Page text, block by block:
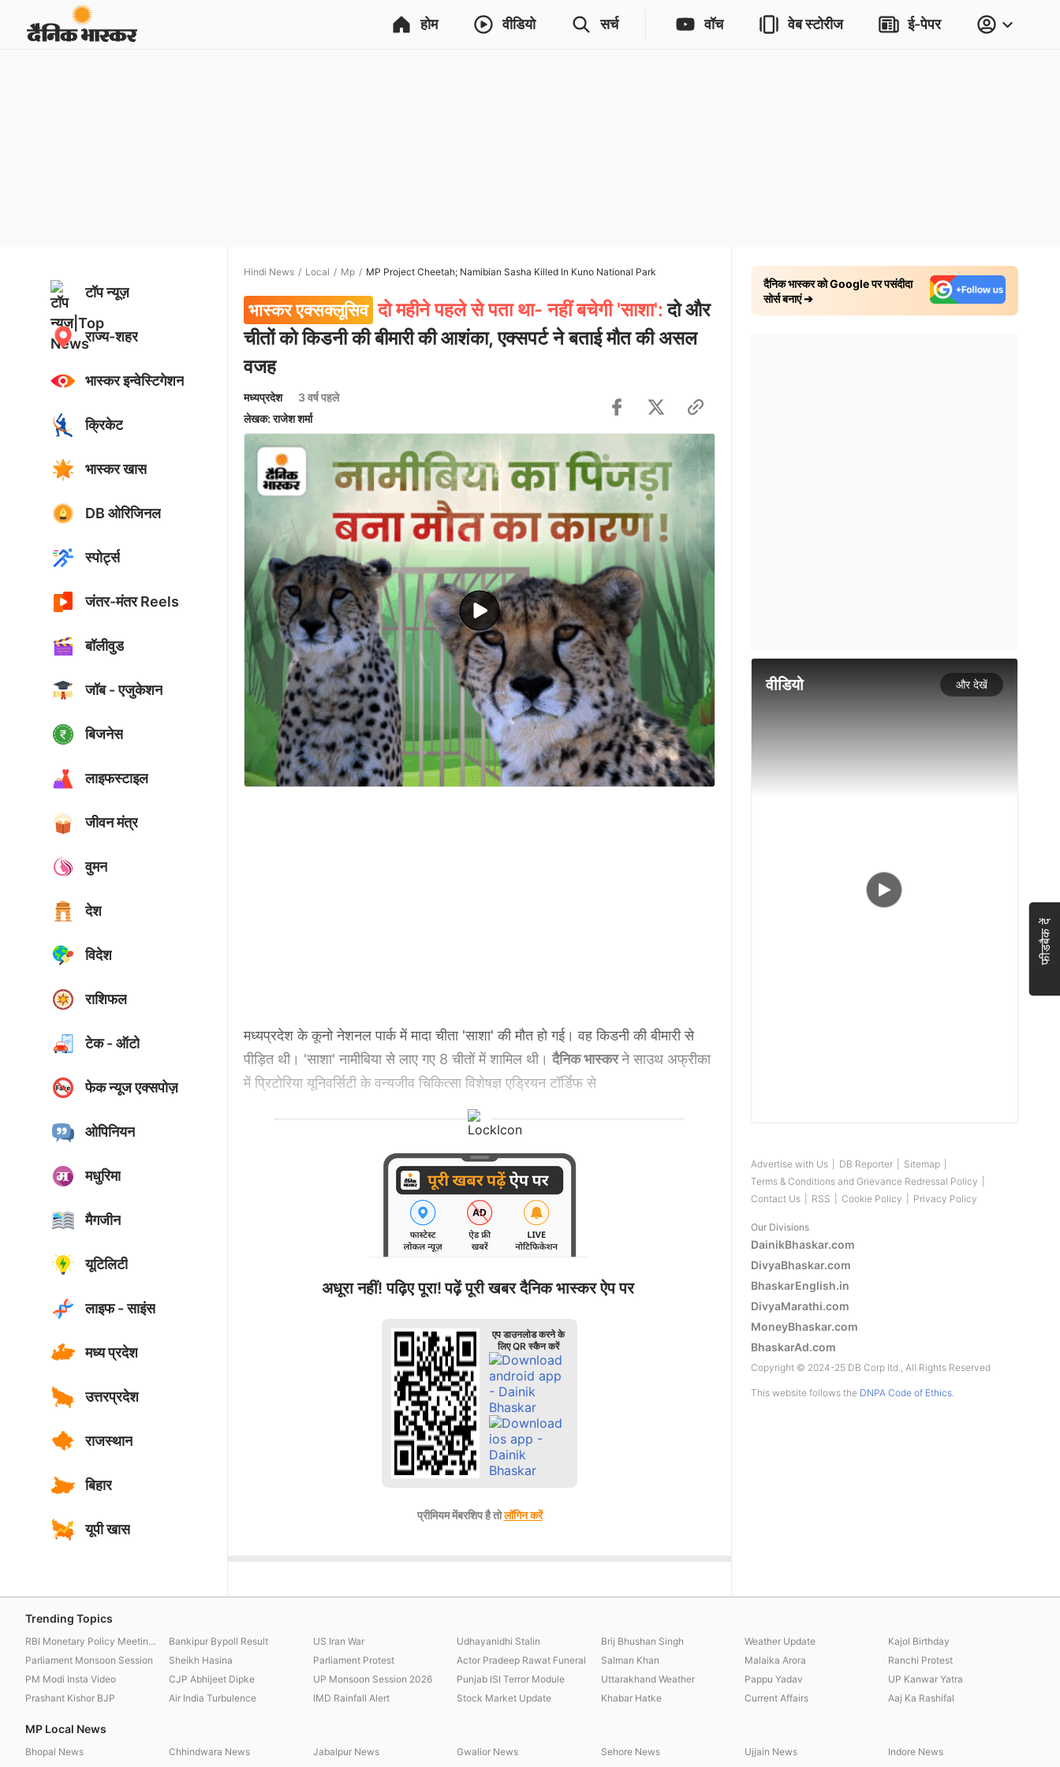
होम वीडियो सर्च वॉच वेब स्टोरीज ई-पेपर
टॉप न्यूज़
राज्य-शहर
भास्कर इन्वेस्टिगेशन
क्रिकेट
भास्कर खास
DB ओरिजिनल
स्पोर्ट्स
जंतर-मंतर Reels
बॉलीवुड
जॉब - एजुकेशन
बिजनेस
लाइफस्टाइल
जीवन मंत्र
वुमन
देश
विदेश
राशिफल
टेक - ऑटो
फेक न्यूज एक्सपोज़
ओपिनियन
मधुरिमा
मैगजीन
यूटिलिटी
लाइफ - साइंस
मध्य प्रदेश
उत्तरप्रदेश
राजस्थान
बिहार
यूपी खास
Hindi News Local Mp MP Project Cheetah; Namibian Sasha Killed In Kuno National Park
भास्कर एक्सक्लूसिव दो महीने पहले से पता था- नहीं बचेगी 'साशा': दो और
चीतों को किडनी की बीमारी की आशंका, एक्सपर्ट ने बताई मौत की असल
वजह
मध्यप्रदेश
3 वर्ष पहले
लेखक: राजेश शर्मा
मध्यप्रदेश के कूनो नेशनल पार्क में मादा चीता 'साशा' की मौत हो गई। वह किडनी की बीमारी से
पीड़ित थी। 'साशा' नामीबिया से लाए गए 8 चीतों में शामिल थी।दैनिक भास्करने साउथ अफ्रीका
में प्रिटोरिया यूनिवर्सिटी के वन्यजीव चिकित्सा विशेषज्ञ एड्रियन टॉर्डिफ से
अधूरा नहीं! पढ़िए पूरा! पढ़ें पूरी खबर दैनिक भास्कर ऐप पर
एप डाउनलोड करने के
लिए QR स्कैन करें
प्रीमियम मेंबरशिप है तोलॉगिन करें
दैनिक भास्कर को Google पर पसंदीदा
सोर्स बनाएं ➔
वीडियो और देखें
Advertise with Us DB Reporter Sitemap
Terms & Conditions and Grievance Redressal Policy
Contact Us
RSS Cookie Policy Privacy Policy
Our Divisions
DainikBhaskar.com
DivyaBhaskar.com
BhaskarEnglish.in
DivyaMarathi.com
MoneyBhaskar.com
BhaskarAd.com
Copyright © 2024-25 DB Corp ltd., All Rights Reserved
This website follows the DNPA Code of Ethics.
फीडबैक दें
Trending Topics
RBI Monetary Policy Meeting Update Bankipur Bypoll Result US Iran War Udhayanidhi Stalin Brij Bhushan Singh Weather Update
Kajol Birthday
Parliament Monsoon Session
Sheikh Hasina Parliament Protest Actor Pradeep Rawat Funeral Salman Khan Malaika Arora
Ranchi Protest
PM Modi Insta Video
CJP Abhijeet Dipke UP Monsoon Session 2026 Punjab ISI Terror Module Uttarakhand Weather Pappu Yadav
UP Kanwar Yatra
Prashant Kishor BJP
Air India Turbulence IMD Rainfall Alert Stock Market Update Khabar Hatke Current Affairs Aaj Ka Rashifal
MP Local News
Bhopal News Chhindwara News Jabalpur News Gwalior News Sehore News Ujjain News
Indore News